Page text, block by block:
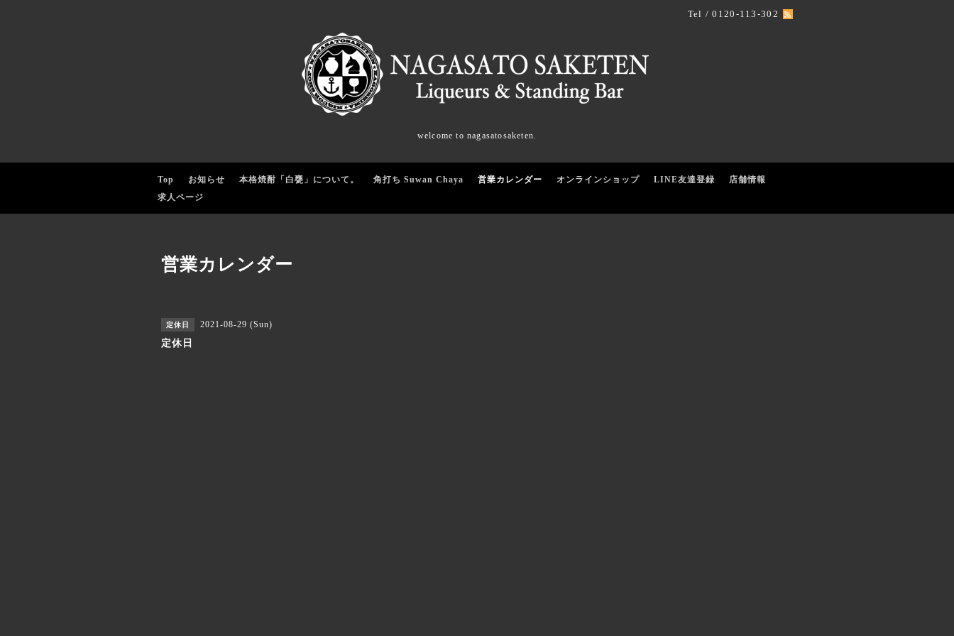
Tel / 0120-113-302
welcome to nagasatosaketen.
Top お知らせ 本格焼酎「白甕」について。 角打ち Suwan Chaya 営業カレンダー オンラインショップ LINE友達登録
店舗情報
求人ページ
営業カレンダー
定休日 2021-08-29 (Sun)
定休日